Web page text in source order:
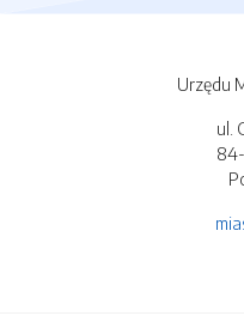
Urzędu
ul.